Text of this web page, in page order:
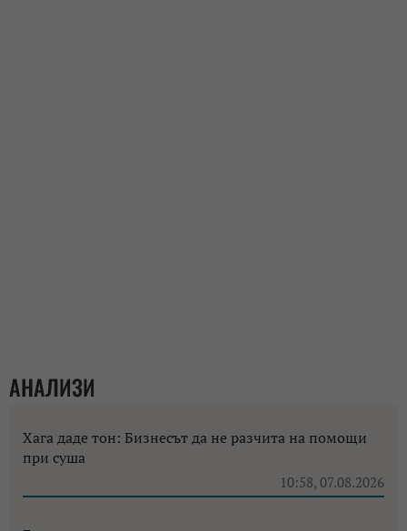
АНАЛИЗИ
Хага даде тон: Бизнесът да не разчита на помощи
при суша
10:58, 07.08.2026